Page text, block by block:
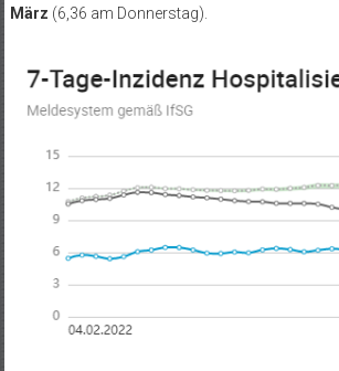
März (6,36 am Donnerstag).